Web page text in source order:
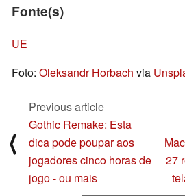
Fonte(s)
UE
Foto: Oleksandr Horbach via
⟨
Previous article
Gothic Remake: Esta
dica pode poupar aos
jogadores cinco horas de
jogo - ou mais
27